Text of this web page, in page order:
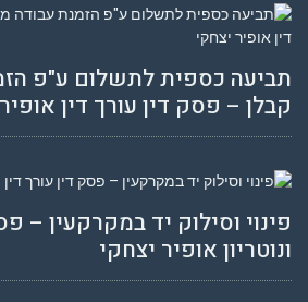
תביעה כספית לתשלום ע"פ
קבלן – פסק דין עורך דין
פינוי וסילוק יד במקרקעין –
ונוטריון אופיר יצחקי